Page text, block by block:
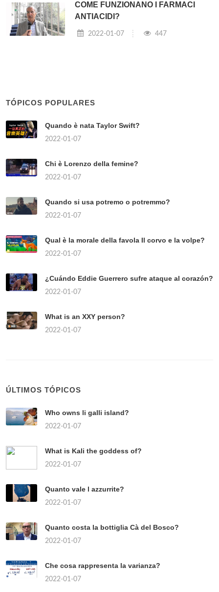
COME FUNZIONANO I FARMACI
ANTIACIDI?
2022-01-07 447
TÓPICOS POPULARES
Quando è nata Taylor Swift?
2022-01-07
Chi è Lorenzo della femine?
2022-01-07
Quando si usa potremo o potremmo?
2022-01-07
Qual è la morale della favola Il corvo e la volpe?
2022-01-07
¿Cuándo Eddie Guerrero sufre ataque al corazón?
2022-01-07
What is an XXY person?
2022-01-07
ÚLTIMOS TÓPICOS
Who owns li galli island?
2022-01-07
What is Kali the goddess of?
2022-01-07
Quanto vale l azzurrite?
2022-01-07
Quanto costa la bottiglia Cà del Bosco?
2022-01-07
Che cosa rappresenta la varianza?
2022-01-07